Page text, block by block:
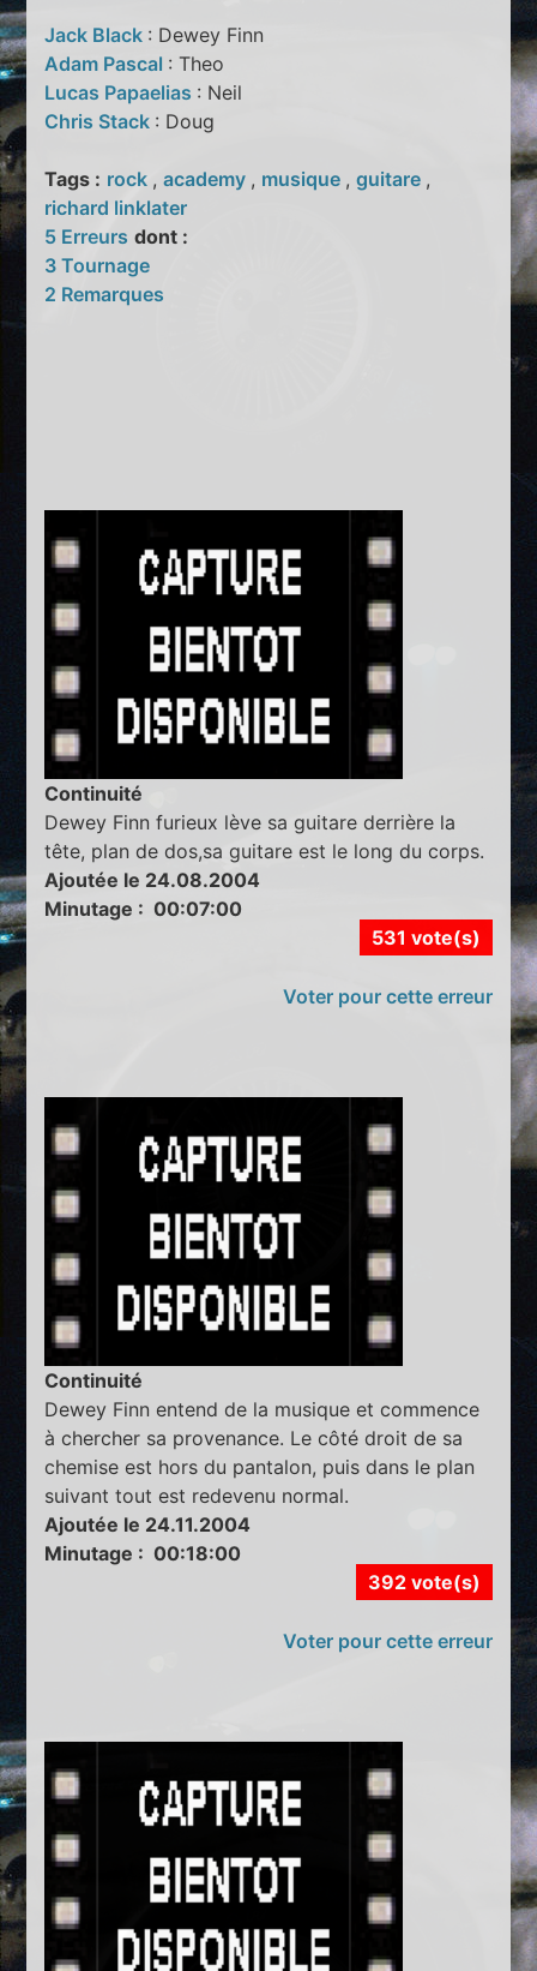
Jack Black : Dewey Finn
Adam Pascal : Theo
Lucas Papaelias : Neil
Chris Stack : Doug
Tags : rock ,academy , musique ,guitare ,
richard linklater
5 Erreurs dont :
3 Tournage
2 Remarques
Continuité
Dewey Finn furieux lève sa guitare derrière la
tête, plan de dos,sa guitare est le long du corps.
Ajoutée le 24.08.2004
Minutage : 00:07:00
531 vote(s)
Voter pour cette erreur
Continuité
Dewey Finn entend de la musique et commence
à chercher sa provenance. Le côté droit de sa
chemise est hors du pantalon, puis dans le plan
suivant tout est redevenu normal.
Ajoutée le 24.11.2004
Minutage : 00:18:00
392 vote(s)
Voter pour cette erreur